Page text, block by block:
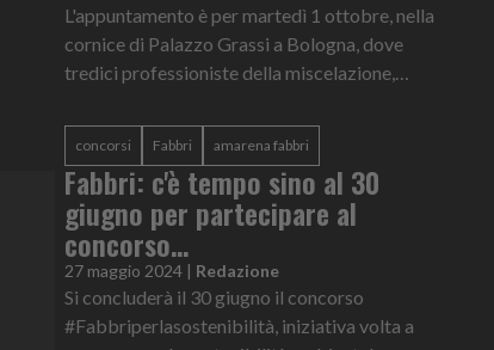
L'appuntamento è per martedì 1 ottobre, nella
cornice di Palazzo Grassi a Bologna, dove
tredici professioniste della miscelazione,
contenderanno a suon di cocktail...
concorsi Fabbri amarena fabbri
Fabbri: c'è tempo sino al 30
giugno per partecipare al
concorso
#Fabbriperlasostenibilità
27 maggio 2024 | Redazione
Si concluderà il 30 giugno il concorso
#Fabbriperlasostenibilità, iniziativa volta a